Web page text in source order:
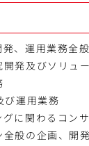
、運用業務全般
発及びソリュ
び運用業務
に関わるコン
般の企画、開